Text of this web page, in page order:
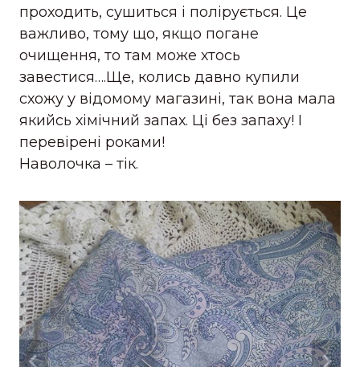
проходить, сушиться і полірується. Це
важливо, тому що, якщо погане
очищення, то там може хтось
завестися….Ще, колись давно купили
схожу у відомому магазині, так вона мала
якийсь хімічний запах. Ці без запаху! І
перевірені роками!
Наволочка – тік.